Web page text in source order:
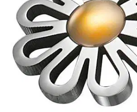
semipretioase
Bijuterii argint placat cu aur
Bijuterii argint cu diverse
materiale
Bijuterii argint cu murano
Bijuterii de Lux
Bijuterii gotice si rock
Bijuterii Handmade
Bijuterii fantezie
Casete si cutii de bijuterii
Bijuterii tungsten
Accesorii Piele